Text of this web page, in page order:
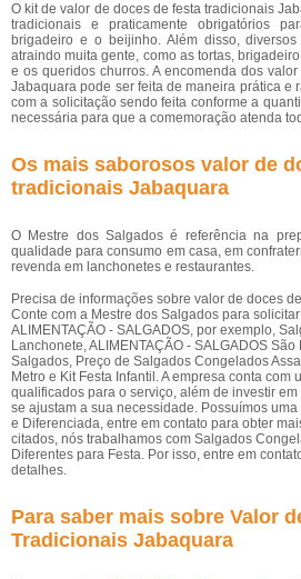
O kit de valor de doces de festa tradicionais
tradicionais e praticamente obrigatórios
brigadeiro e o beijinho. Além disso,
atraindo muita gente, como as tortas,
e os queridos churros. A encomenda dos
Jabaquara pode ser feita de maneira prática e
com a solicitação sendo feita conforme a
necessária para que a comemoração atenda
Os mais saborosos valor de
tradicionais Jabaquara
O Mestre dos Salgados é referência na
qualidade para consumo em casa, em
revenda em lanchonetes e restaurantes.
Precisa de informações sobre valor de doces
Conte com a Mestre dos Salgados para
ALIMENTAÇÃO - SALGADOS, por exemplo,
Lanchonete, ALIMENTAÇÃO - SALGADOS
Salgados, Preço de Salgados Congelados
Metro e Kit Festa Infantil. A empresa conta com
qualificados para o serviço, além de investir
se ajustam a sua necessidade. Possuímos
e Diferenciada, entre em contato para obter
citados, nós trabalhamos com Salgados
Diferentes para Festa. Por isso, entre em
detalhes.
Para saber mais sobre Valor
Tradicionais Jabaquara